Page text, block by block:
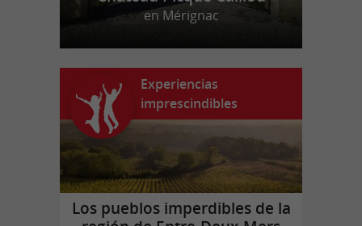
en Mérignac
Experiencias
imprescindibles
Los pueblos imperdibles de la